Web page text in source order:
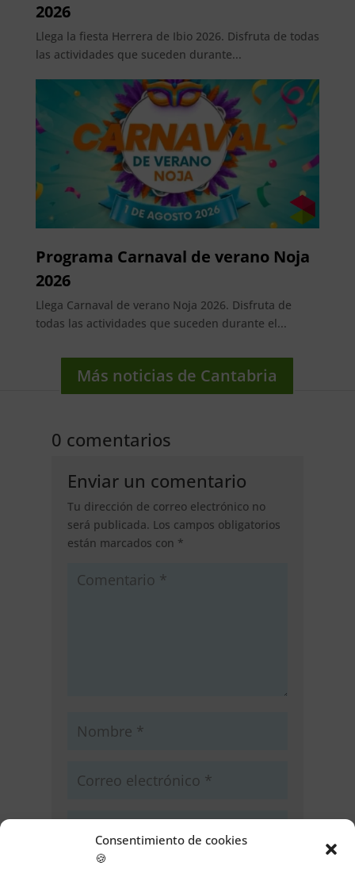
Consentimiento de cookies
🍪
2026
Llega la fiesta Herrera de Ibio 2026. Disfruta de todas
las actividades que suceden durante...
Programa Carnaval de verano Noja
2026
Llega Carnaval de verano Noja 2026. Disfruta de
todas las actividades que suceden durante el...
Más noticias de Cantabria
0 comentarios
Enviar un comentario
Tu dirección de correo electrónico no
será publicada. Los campos obligatorios
están marcados con *